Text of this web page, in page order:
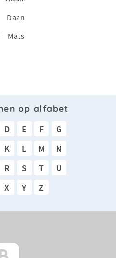
Daan
Mats
op alfabet
D E F
G
K L M
N
R S T
U
X Y Z